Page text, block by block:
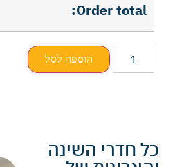
Order total:
הוספה לסל
כל חדרי השינה